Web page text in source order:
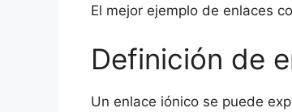
El mejor ejemplo de enlaces
Definición de
Un enlace iónico se puede